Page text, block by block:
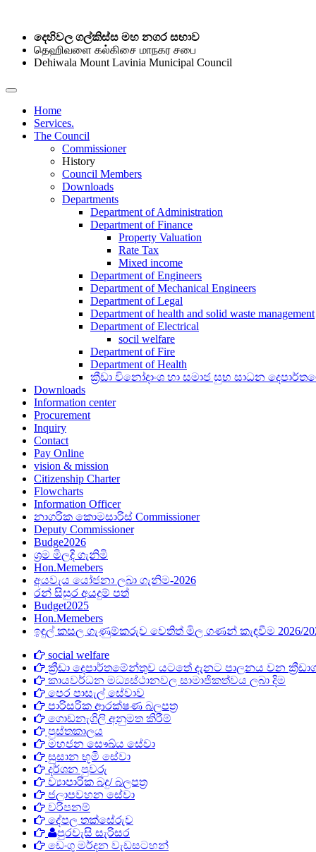
දෙහිවල ගල්කිස්ස මහ නගර සභාව
தெஹிவளை கல்கிசை மாநகர சபை
Dehiwala Mount Lavinia Municipal Council
Home
Services.
The Council
Commissioner
History
Council Members
Downloads
Departments
Department of Administration
Department of Finance
Property Valuation
Rate Tax
Mixed income
Department of Engineers
Department of Mechanical Engineers
Department of Legal
Department of health and solid waste management
Department of Electrical
socil welfare
Department of Fire
Department of Health
ක්‍රීඩා විනෝදාංශ හා සමාජ සුභ සාධන
Downloads
Information center
Procurement
Inquiry
Contact
Pay Online
vision & mission
Citizenship Charter
Flowcharts
Information Officer
නාගරික කොමසාරිස් Commissioner
Deputy Commissioner
Budge2026
ශ්‍රම මිලදි ගැනිමි
Hon.Memebers
අයවැය යෝජනා ලබා ගැනිම-2026
රන් සිසුර අයදුම් පත්
Budget2025
Hon.Memebers
ඉඳුල් කසල ගැණුම්කරුව ‍වෙතිත් මිල ගණන් කැඳවීම 2026/
social welfare
ක්‍රීඩා දෙපාර්තමේන්තුව යටතේ දැනට පාලනය වන
කායවර්ධන මධ්‍යස්ථානවල සාමාජිකත්වය ලබා දිම
පෙර පාසැල් සේවාව
පාරිසරික ආරක්ෂණ බලපත්‍ර
ගොඩනැගිලි අනුමත කිරීම්
පුස්තකාලය
මහජන සෞඛ්ය සේවා
සුසාන භූමි සේවා
දර්ශන පුවරු
ව්‍යාපාරික බදු/ බලපත්‍ර
ජලාපවහන සේවා
වරිපනම්
දේපල තක්සේරුව
පුරවැසි සැරිසර
ඩෙංගු මර්දන වැඩසටහන්